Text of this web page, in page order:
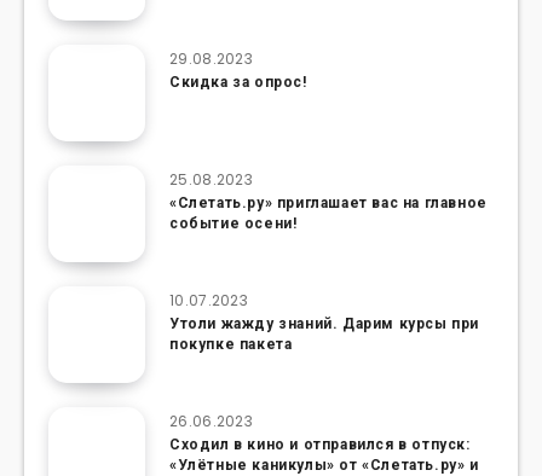
29.08.2023
Скидка за опрос!
25.08.2023
«Слетать.ру» приглашает вас на главное
событие осени!
10.07.2023
Утоли жажду знаний. Дарим курсы при
покупке пакета
26.06.2023
Сходил в кино и отправился в отпуск:
«Улётные каникулы» от «Слетать.ру» и